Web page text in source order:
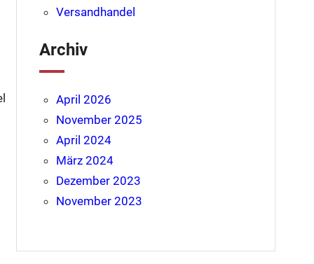
Versandhandel
Archiv
April 2026
November 2025
April 2024
März 2024
Dezember 2023
November 2023